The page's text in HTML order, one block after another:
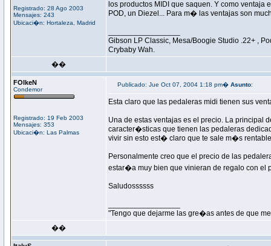
Registrado: 28 Ago 2003
Mensajes: 243
Ubicaci�n: Hortaleza, Madrid
los productos MIDI que saquen. Y como
POD, un Diezel... Para m� las ventajas son
Gibson LP Classic, Mesa/Boogie Studio .22+ ,
Crybaby Wah.
��
FOlkeN
Condemor
Registrado: 19 Feb 2003
Mensajes: 353
Ubicaci�n: Las Palmas
Publicado: Jue Oct 07, 2004 1:18 pm� Asunto:
Esta claro que las pedaleras midi tienen sus
Una de estas ventajas es el precio. La principal
caracter�sticas que tienen las pedaleras
vivir sin esto est� claro que te sale m�s
Personalmente creo que el precio de las
estar�a muy bien que vinieran de regalo con el
Saludossssss
"Tengo que dejarme las gre�as antes de que
��